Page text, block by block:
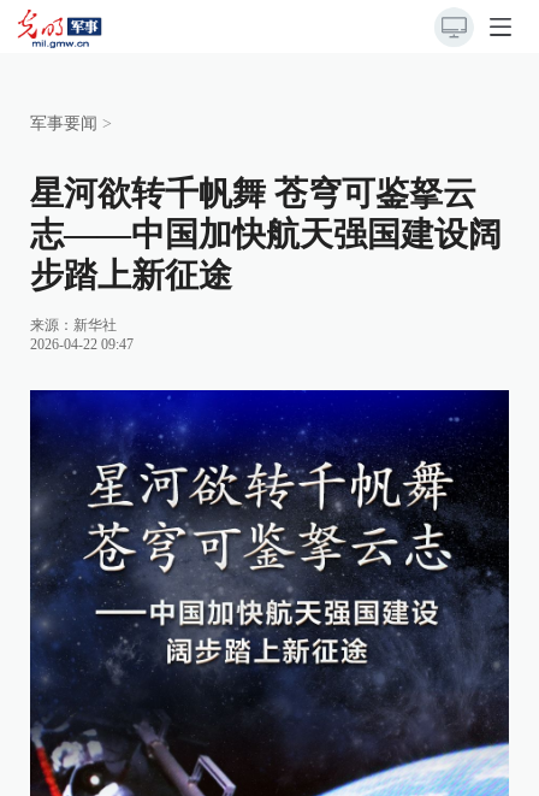
军事要闻 >
星河欲转千帆舞 苍穹可鉴拏云
志——中国加快航天强国建设阔
步踏上新征途
来源： 新华社
2026-04-22 09:47